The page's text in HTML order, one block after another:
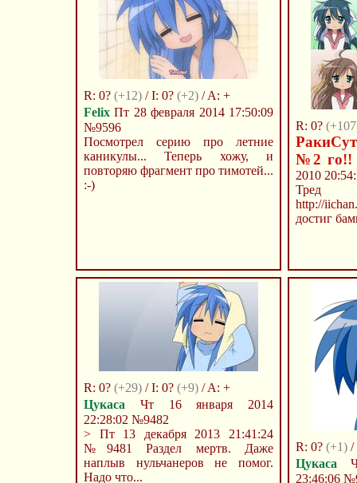
R: 0? (+12) / I: 0? (+2) / A: +
Felix Пт 28 февраля 2014 17:50:09
№9596
Посмотрел серию про летние
каникулы... Теперь хожу, и
повторяю фрагмент про тимотей...
:-)
R: 0?
№2 го!!
2010
http://
достиг
R: 0? (+29) / I: 0? (+9) / A: +
Цукаса Чт 16 января 2014
22:28:02 №9482
> Пт 13 декабря 2013 21:41:24
№9481 Раздел мертв. Даже
наплыв нульчанеров не помог.
Надо что...
R: 0? (+1) /
Цукаса
23:46:06